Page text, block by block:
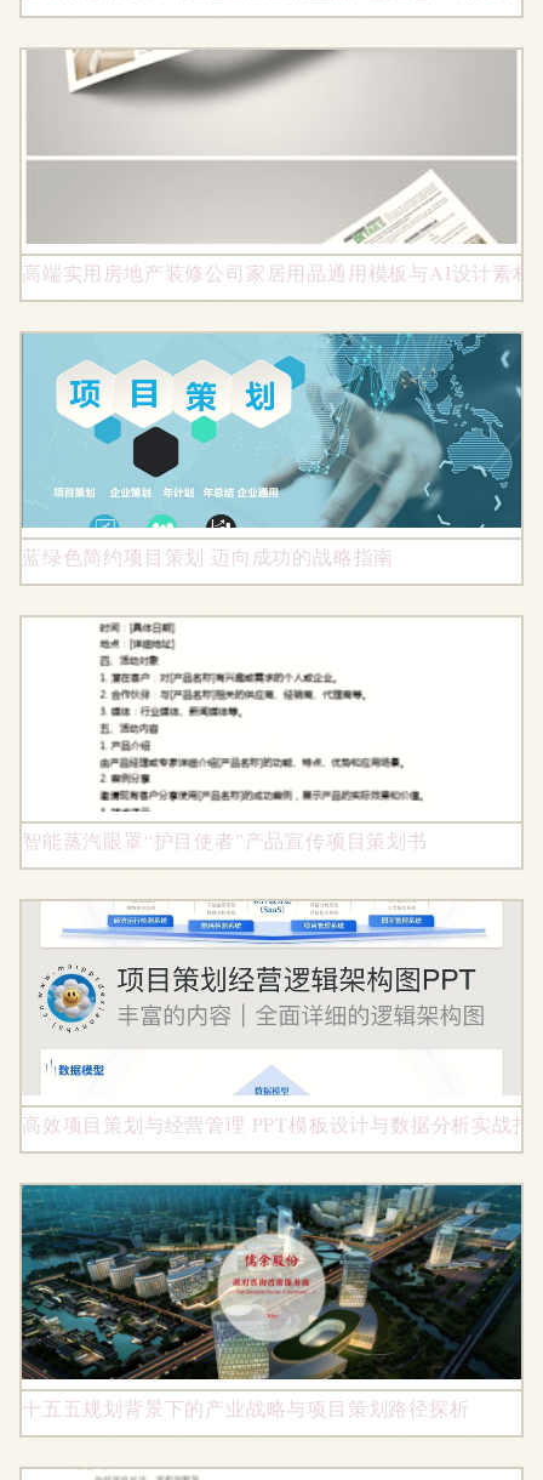
高端实用房地产装修公司家居用品通用模板与AI设计素
蓝绿色简约项目策划 迈向成功的战略指南
智能蒸汽眼罩“护目使者”产品宣传项目策划书
高效项目策划与经营管理 PPT模板设计与数据分析实战指
十五五规划背景下的产业战略与项目策划路径探析